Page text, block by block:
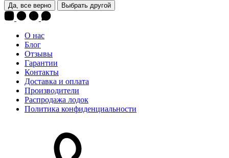
Да, все верно Выбрать другой
О нас
Блог
Отзывы
Гарантии
Контакты
Доставка и оплата
Производители
Распродажа лодок
Политика конфиденциальности